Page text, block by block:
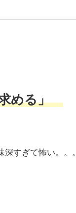
求める」
すぎて怖い。。。